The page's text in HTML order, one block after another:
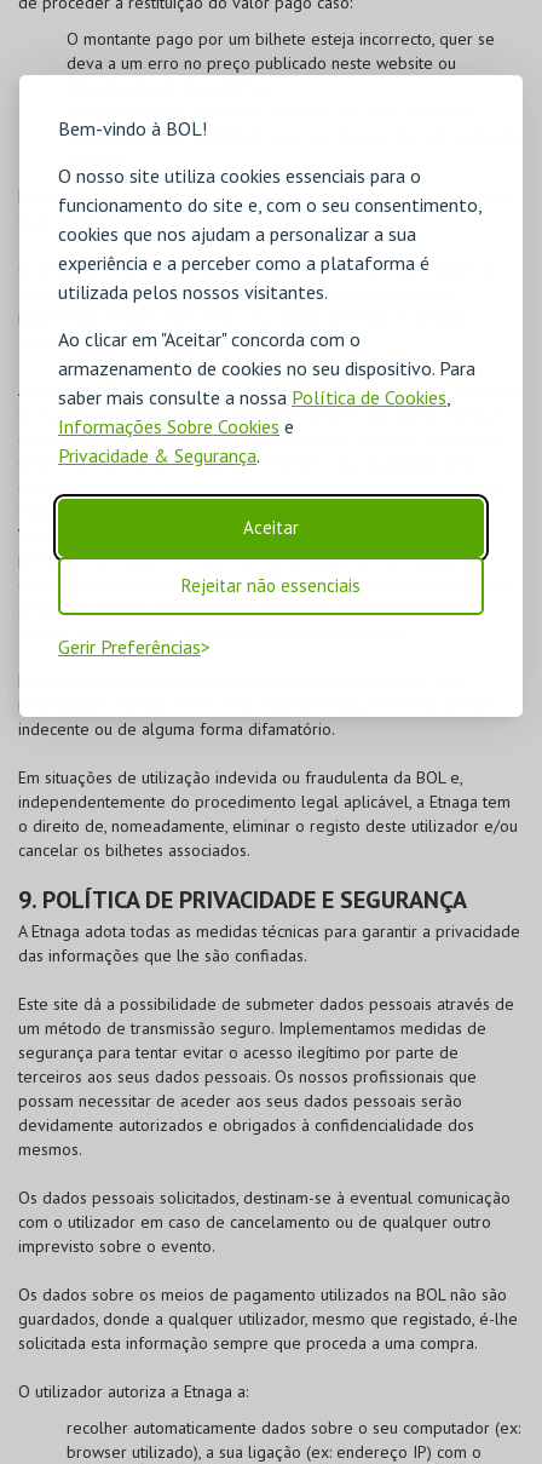
Bem-vindo à BOL!
O nosso site utiliza cookies essenciais para o
funcionamento do site e, com o seu consentimento,
cookies que nos ajudam a personalizar a sua
experiência e a perceber como a plataforma é
utilizada pelos nossos visitantes.
Ao clicar em "Aceitar" concorda com o
armazenamento de cookies no seu dispositivo. Para
saber mais consulte a nossa Política de Cookies
Informações Sobre Cookies e
Privacidade & Segurança.
Aceitar
Rejeitar não essenciais
Gerir Preferências
O montante pago por um bilhete esteja incorrecto, quer se
deva a um erro no preço publicado neste website ou
Consiga adquirir um bilhete que não deveria ter sido colocado
Esta medida será aplicável quer o erro se deva a uma falha humana
ou a uma falha técnica na plataforma BOL.
O utilizador registado naBOLé responsável pelos seus dados de
acesso, devendo garantir a confidencialidade dos mesmos. É
igualmente responsável pelos seus dados pessoais e devida
atualização.
Ao assinalar "LI E ACEITO AS CONDIÇÕES GERAIS", o cliente expressa
o seu consentimento, livre e informado, através do qual aceita que
os seus dados pessoais sejam utilizados pela Opiniões Verificadas
(empresa externa, terceira) para recolher a sua avaliação após a
exclusivamente para as necessidades da solução. A Opiniões
Verificadas está estritamente proibida de comunicar a qualquer
pessoa informações pessoais ou nominativas que identifique o
cliente ou viole a sua privacidade. O cliente tem a oportunidade de
se opor à difusão desta informação para a Opiniões Verificadas
Esta plataforma não deverá ser utilizada para a troca de vírus
informáticos, mailings em massa, material ilegal, ofensivo, abusivo,
indecente ou de alguma forma difamatório.
Em situações de utilização indevida ou fraudulenta da BOLe,
independentemente do procedimento legal aplicável, a Etnaga tem
o direito de, nomeadamente, eliminar o registo deste utilizador e/ou
cancelar os bilhetes associados.
9. POLÍTICA DE PRIVACIDADE E SEGURANÇA
A Etnaga adota todas as medidas técnicas para garantir a privacidade
das informações que lhe são confiadas.
Este site dá a possibilidade de submeter dados pessoais através de
um método de transmissão seguro. Implementamos medidas de
segurança para tentar evitar o acesso ilegítimo por parte de
terceiros aos seus dados pessoais. Os nossos profissionais que
possam necessitar de aceder aos seus dados pessoais serão
devidamente autorizados e obrigados à confidencialidade dos
mesmos.
Os dados pessoais solicitados, destinam-se à eventual comunicação
com o utilizador em caso de cancelamento ou de qualquer outro
imprevisto sobre o evento.
Os dados sobre os meios de pagamento utilizados na BOLnão são
guardados, donde a qualquer utilizador, mesmo que registado, é-lhe
solicitada esta informação sempre que proceda a uma compra.
O utilizador autoriza a Etnaga a:
recolher automaticamente dados sobre o seu computador (ex:
browser utilizado), a sua ligação (ex: endereço IP) com o